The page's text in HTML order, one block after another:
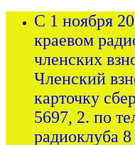
С 1 ноября
краевом
членских
Членский
карточку
5697, 2. по
радиоклуба